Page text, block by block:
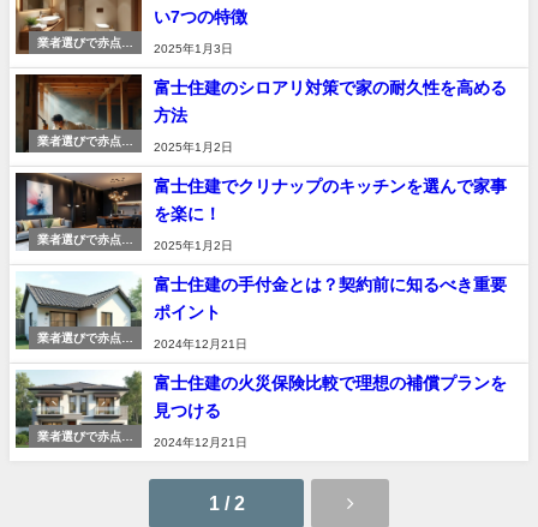
業者選びで赤点を
い7つの特徴
2025年1月3日
業者選びで赤点を
富士住建のシロアリ対策で家の耐久性を高める
方法
2025年1月2日
業者選びで赤点を
富士住建でクリナップのキッチンを選んで家事
を楽に！
2025年1月2日
業者選びで赤点を
富士住建の手付金とは？契約前に知るべき重要
ポイント
2024年12月21日
業者選びで赤点を
富士住建の火災保険比較で理想の補償プランを
見つける
2024年12月21日
1 / 2